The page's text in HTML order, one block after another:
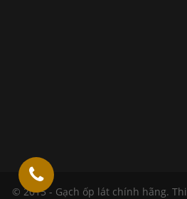
© 2015 - Gạch ốp lát chính hãng.